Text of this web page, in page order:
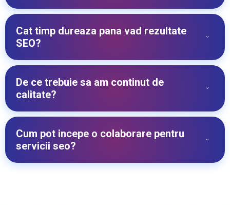
Cat timp dureaza pana vad rezultate
SEO?
De ce trebuie sa am continut de
calitate?
Cum pot incepe o colaborare pentru
servicii seo?